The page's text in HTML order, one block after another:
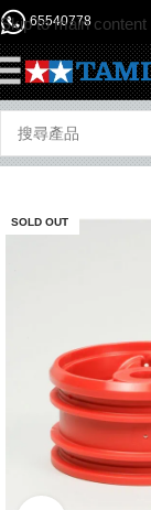
Skip to main content
65540778
SOLD OUT